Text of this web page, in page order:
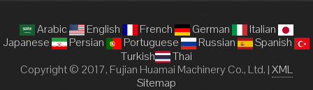
Arabic English French German
Italian
Japanese
Persian Portuguese Russian
Spanish
Turkish
Thai
Copyright © 2017, Fujian Huamai Machinery Co., Ltd. |XML
Sitemap